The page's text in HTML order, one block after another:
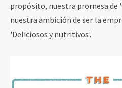
propósito, nuestra promesa de
nuestra ambición de ser la
'Deliciosos y nutritivos'.